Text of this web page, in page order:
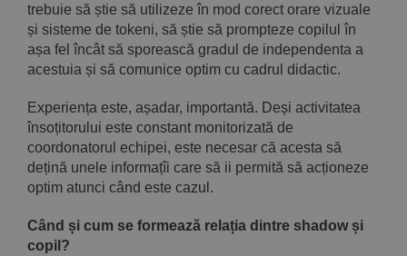
trebuie să știe să utilizeze în mod corect orare vizuale
și sisteme de tokeni, să știe să prompteze copilul în
așa fel încât să sporească gradul de independenta a
acestuia și să comunice optim cu cadrul didactic.
Experiența este, așadar, importantă. Deși activitatea
însoțitorului este constant monitorizată de
coordonatorul echipei, este necesar că acesta să
dețină unele informațîi care să ii permită să acționeze
optim atunci când este cazul.
Când și cum se formează relația dintre shadow și
copil?